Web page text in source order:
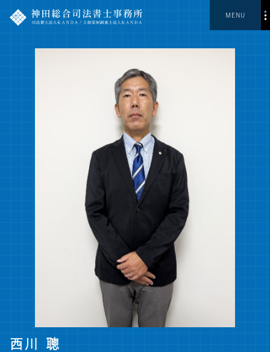
MENU
当事務所について
理念・事務所概要
西川 聰